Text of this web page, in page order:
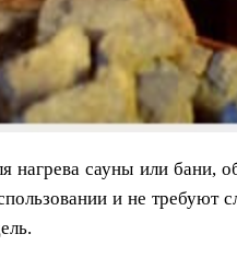
нагрева сауны или
и не требуют